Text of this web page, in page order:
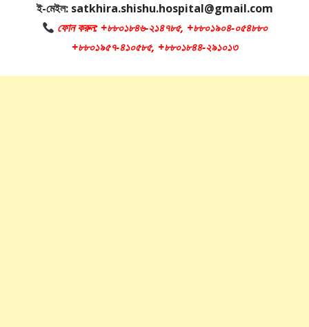
ই-মেইল: satkhira.shishu.hospital@gmail.com
ফোন করুন: +৮৮০১৮৪৬-২১৪৭৮৫, +৮৮০১৯০৪-০৫৪৮৮০
+৮৮০১৯৫৭-৪১০৫৮৫, +৮৮০১৮৪৪-২৯১০১৩